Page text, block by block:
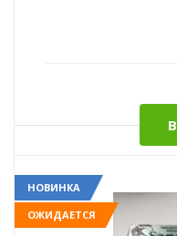
НОВИНКА
ОЖИДАЕТСЯ